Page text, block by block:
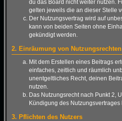
du das Board nicht weiter nutzen.
gelten jeweils die an dieser Stelle
Der Nutzungsvertrag wird auf
kann von beiden Seiten ohne
gekündigt werden.
2. Einräumung von Nutzungsrechten
Mit dem Erstellen eines Beitrags
einfaches, zeitlich und räumlich
unentgeltliches Recht, deinen
nutzen.
Das Nutzungsrecht nach Punkt 2,
Kündigung des Nutzungsvertrages
3. Pflichten des Nutzers